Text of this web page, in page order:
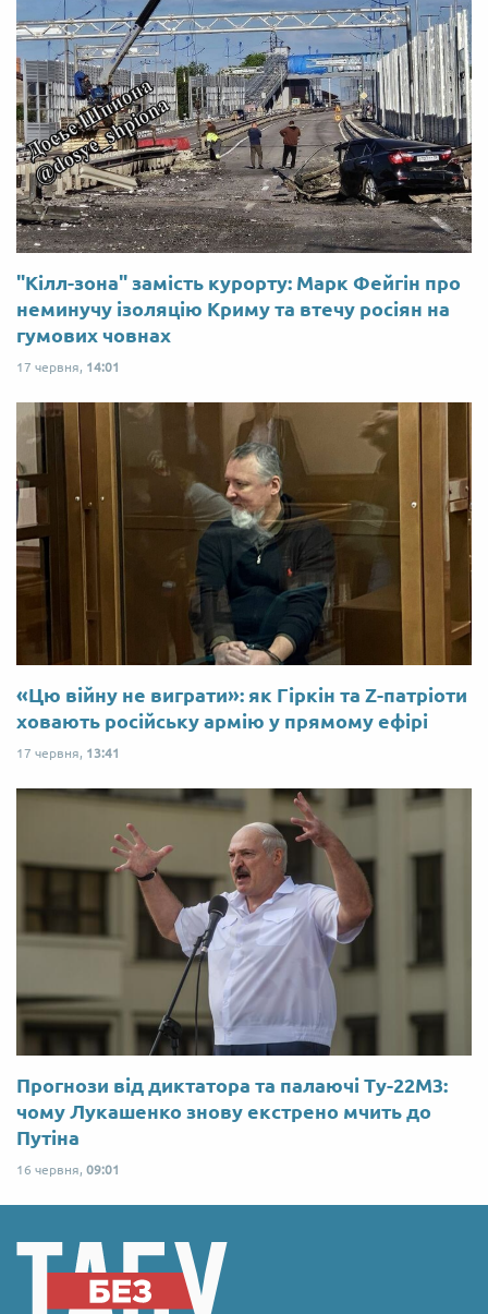
"Кілл-зона" замість курорту: Марк Фейгін про
неминучу ізоляцію Криму та втечу росіян на
гумових човнах
17 червня, 14:01
«Цю війну не виграти»: як Гіркін та Z-патріоти
ховають російську армію у прямому ефірі
17 червня, 13:41
Прогнози від диктатора та палаючі Ту-22М3:
чому Лукашенко знову екстрено мчить до
Путіна
16 червня, 09:01